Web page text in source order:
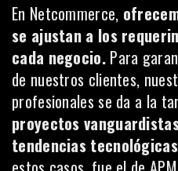
En Netcommerce,
se ajustan a los
cada negocio.Para
de nuestros clientes,
profesionales se da a la
proyectos
tendencias